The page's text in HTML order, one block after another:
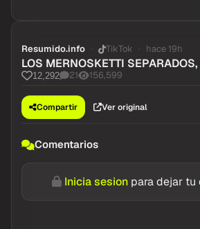
Resumido.info TikTok hace 19h
LOS MERNOSKETTI
12,292 21 156,599
Compartir Ver original
Comentarios
Inicia sesion para dejar tu